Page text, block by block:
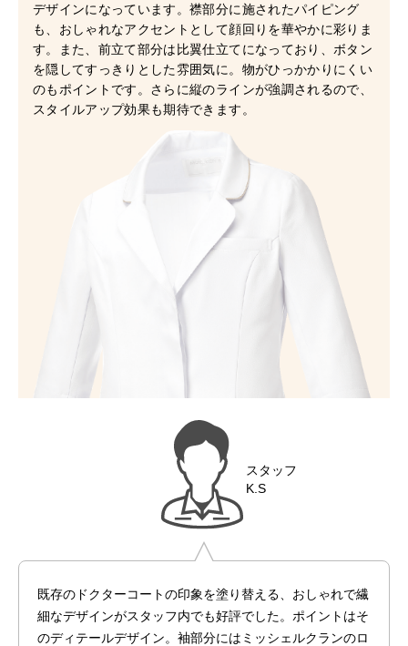
デザインになっています。襟部分に施されたパイピング
も、おしゃれなアクセントとして顔回りを華やかに彩りま
す。また、前立て部分は比翼仕立てになっており、ボタン
を隠してすっきりとした雰囲気に。物がひっかかりにくい
のもポイントです。さらに縦のラインが強調されるので、
スタイルアップ効果も期待できます。
スタッフ
K.S
既存のドクターコートの印象を塗り替える、おしゃれで繊
細なデザインがスタッフ内でも好評でした。ポイントはそ
のディテールデザイン。袖部分にはミッシェルクランのロ